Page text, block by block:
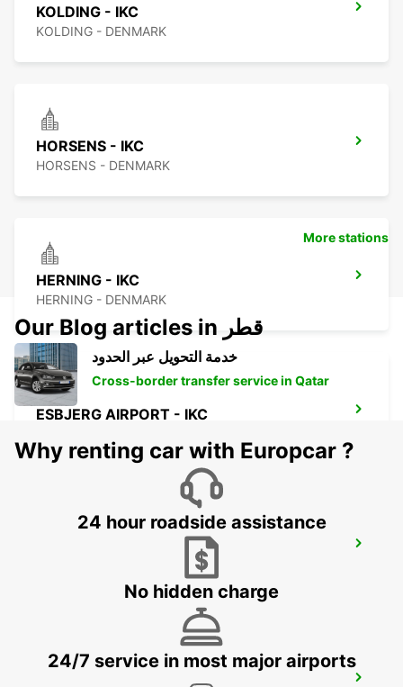
KOLDING - IKC
KOLDING - DENMARK
HORSENS - IKC
HORSENS - DENMARK
HERNING - IKC
HERNING - DENMARK
ESBJERG AIRPORT - IKC
More stations
Our Blog articles in قطر
خدمة التحويل عبر الحدود
Cross-border transfer service in Qatar
Why renting car with Europcar ?
24 hour roadside assistance
No hidden charge
24/7 service in most major airports